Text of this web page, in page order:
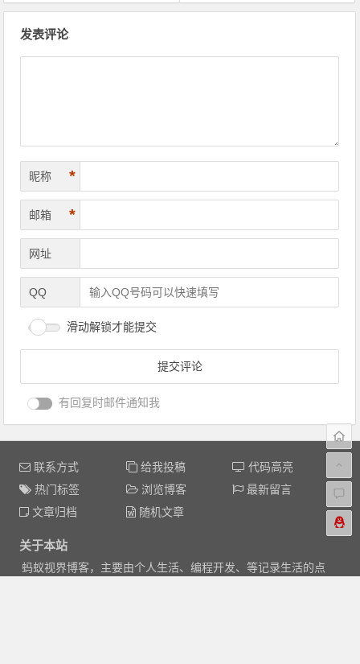
发表评论
昵称 *
邮箱 *
网址
QQ
滑动解锁才能提交
有回复时邮件通知我
联系方式 给我投稿
代码高亮
热门标签
浏览博客
最新留言
文章归档
随机文章
关于本站
蚂蚁视界博客，主要由个人生活、编程开发、等记录生活的点